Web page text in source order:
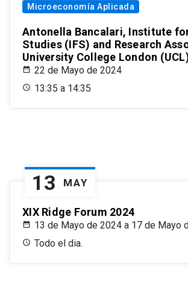
Microeconomía Aplicada
Antonella Bancalari, Institute
Studies (IFS) and Research
University College London
22 de Mayo de 2024
13:35 a 14:35
13 MAY
XIX Ridge Forum 2024
13 de Mayo de 2024 a 17 de Mayo
Todo el dia.